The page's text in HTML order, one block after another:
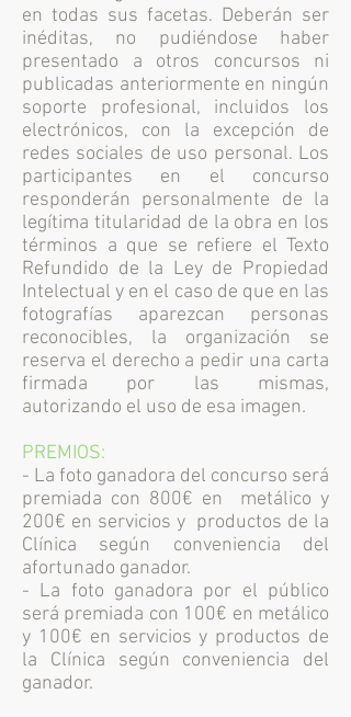
en todas sus facetas. Deberán ser
inéditas, no pudiéndose haber
presentado a otros concursos ni
publicadas anteriormente en ningún
soporte profesional, incluidos los
electrónicos, con la excepción de
redes sociales de uso personal. Los
participantes en el concurso
responderán personalmente de la
legítima titularidad de la obra en los
términos a que se refiere el Texto
Refundido de la Ley de Propiedad
Intelectual y en el caso de que en las
fotografías aparezcan personas
reconocibles, la organización se
reserva el derecho a pedir una carta
firmada por las mismas,
autorizando el uso de esa imagen.
PREMIOS:
- La foto ganadora del concurso será
premiada con 800€ en metálico y
200€ en servicios y productos de la
Clínica según conveniencia del
afortunado ganador.
- La foto ganadora por el público
será premiada con 100€ en metálico
y 100€ en servicios y productos de
la Clínica según conveniencia del
ganador.